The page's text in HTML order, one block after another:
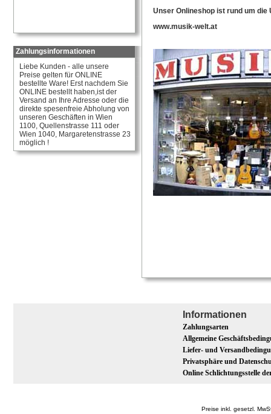
Zahlungsinformationen
Liebe Kunden - alle unsere
Preise gelten für ONLINE
bestellte Ware! Erst nachdem Sie
ONLINE bestellt haben,ist der
Versand an Ihre Adresse oder die
direkte spesenfreie Abholung von
unseren Geschäften in Wien
1100, Quellenstrasse 111 oder
Wien 1040, Margaretenstrasse 23
möglich !
Unser Onlineshop ist rund um die
www.musik-welt.at
Informationen
Zahlungsarten
Allgemeine
Liefer- und
Privatsphäre und
Online Schlichtungsstelle
Preise inkl. gesetzl.